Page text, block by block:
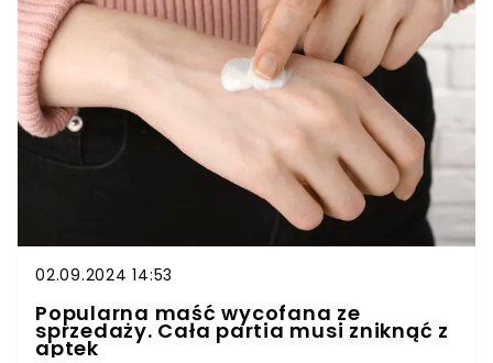
02.09.2024 14:53
Popularna maść wycofana ze
sprzedaży. Cała partia musi zniknąć z
aptek